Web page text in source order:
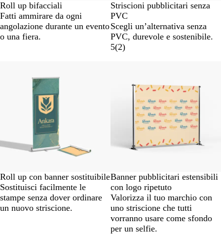
Roll up bifacciali
Fatti ammirare da ogni
angolazione durante un evento
o una fiera.
Striscioni pubblicitari senza
PVC
Scegli un’alternativa senza
PVC, durevole e sostenibile.
5(2)
Roll up con banner sostituibile
Sostituisci facilmente le
stampe senza dover ordinare
un nuovo striscione.
Banner pubblicitari estensibili
con logo ripetuto
Valorizza il tuo marchio con
uno striscione che tutti
vorranno usare come sfondo
per un selfie.